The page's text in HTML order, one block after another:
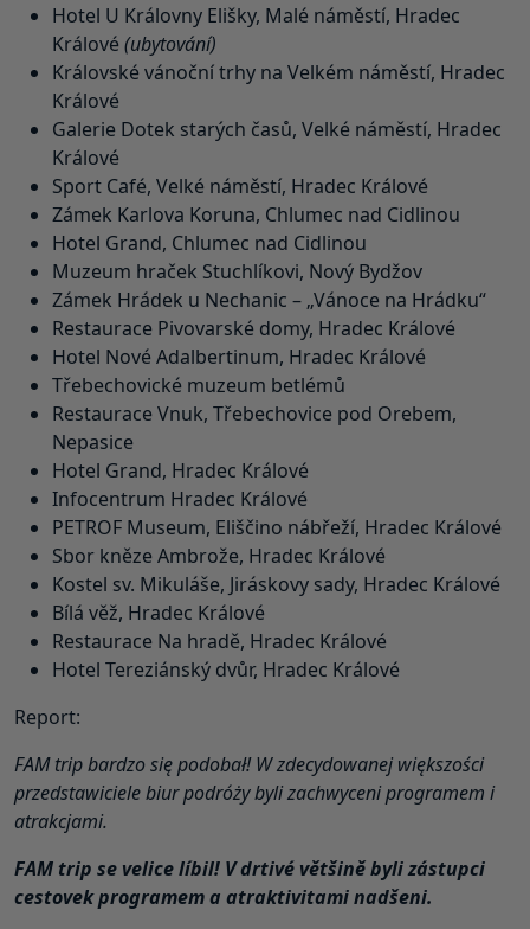
Hotel U Královny Elišky, Malé náměstí, Hradec
Králové (ubytování)
Královské vánoční trhy na Velkém náměstí, Hradec
Králové
Galerie Dotek starých časů, Velké náměstí, Hradec
Králové
Sport Café, Velké náměstí, Hradec Králové
Zámek Karlova Koruna, Chlumec nad Cidlinou
Hotel Grand, Chlumec nad Cidlinou
Muzeum hraček Stuchlíkovi, Nový Bydžov
Zámek Hrádek u Nechanic – „Vánoce na Hrádku“
Restaurace Pivovarské domy, Hradec Králové
Hotel Nové Adalbertinum, Hradec Králové
Třebechovické muzeum betlémů
Restaurace Vnuk, Třebechovice pod Orebem,
Nepasice
Hotel Grand, Hradec Králové
Infocentrum Hradec Králové
PETROF Museum, Eliščino nábřeží, Hradec Králové
Sbor kněze Ambrože, Hradec Králové
Kostel sv. Mikuláše, Jiráskovy sady, Hradec Králové
Bílá věž, Hradec Králové
Restaurace Na hradě, Hradec Králové
Hotel Tereziánský dvůr, Hradec Králové
Report:
FAM trip bardzo się podobał! W zdecydowanej większości
przedstawiciele biur podróży byli zachwyceni programem i
atrakcjami.
FAM trip se velice líbil! V drtivé většině byli zástupci
cestovek programem a atraktivitami nadšeni.